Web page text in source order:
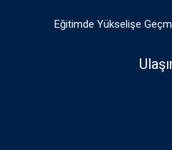
Eğitimde Yükselişe